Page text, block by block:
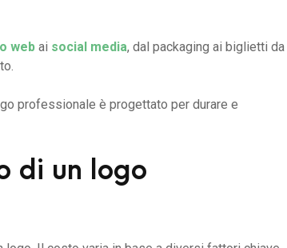
web ai social media, dal packaging ai biglietti da
professionale è progettato per durare e
di un logo